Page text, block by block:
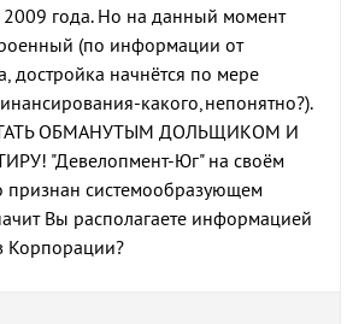
года. Но на данный момент
(по информации от
достройка начнётся по мере
какого,непонятно?).
ОБМАНУТЫМ ДОЛЬЩИКОМ И
"Девелопмент-Юг" на своём
признан системообразующем
Вы располагаете информацией
Корпорации?